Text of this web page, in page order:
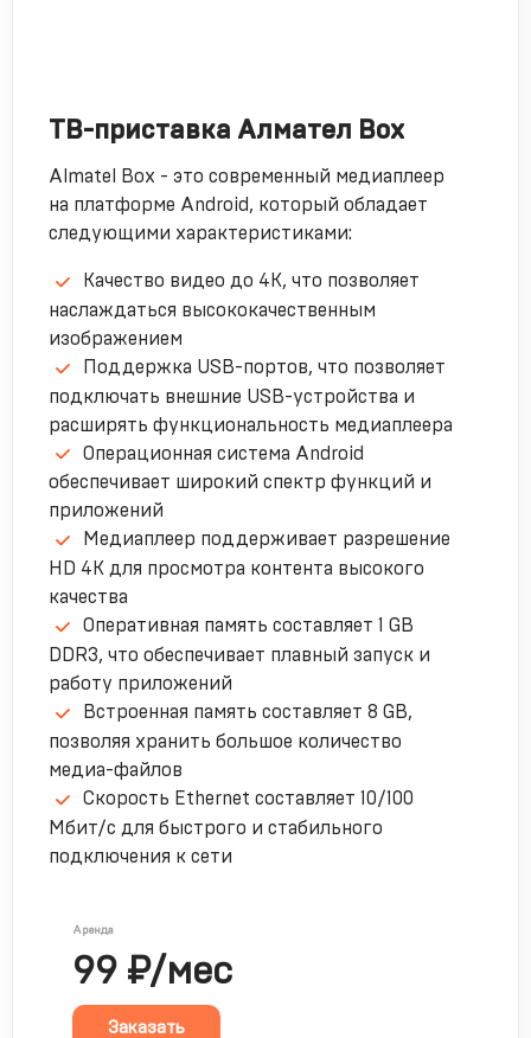
ТВ-приставка Алмател Box
Almatel Box - это современный медиаплеер
на платформе Android, который обладает
следующими характеристиками:
Качество видео до 4K, что позволяет
наслаждаться высококачественным
изображением
Поддержка USB-портов, что позволяет
подключать внешние USB-устройства и
расширять функциональность медиаплеера
Операционная система Android
обеспечивает широкий спектр функций и
приложений
Медиаплеер поддерживает разрешение
HD 4K для просмотра контента высокого
качества
Оперативная память составляет 1 GB
DDR3, что обеспечивает плавный запуск и
работу приложений
Встроенная память составляет 8 GB,
позволяя хранить большое количество
медиа-файлов
Скорость Ethernet составляет 10/100
Мбит/с для быстрого и стабильного
подключения к сети
Аренда
99 ₽/мес
Заказать